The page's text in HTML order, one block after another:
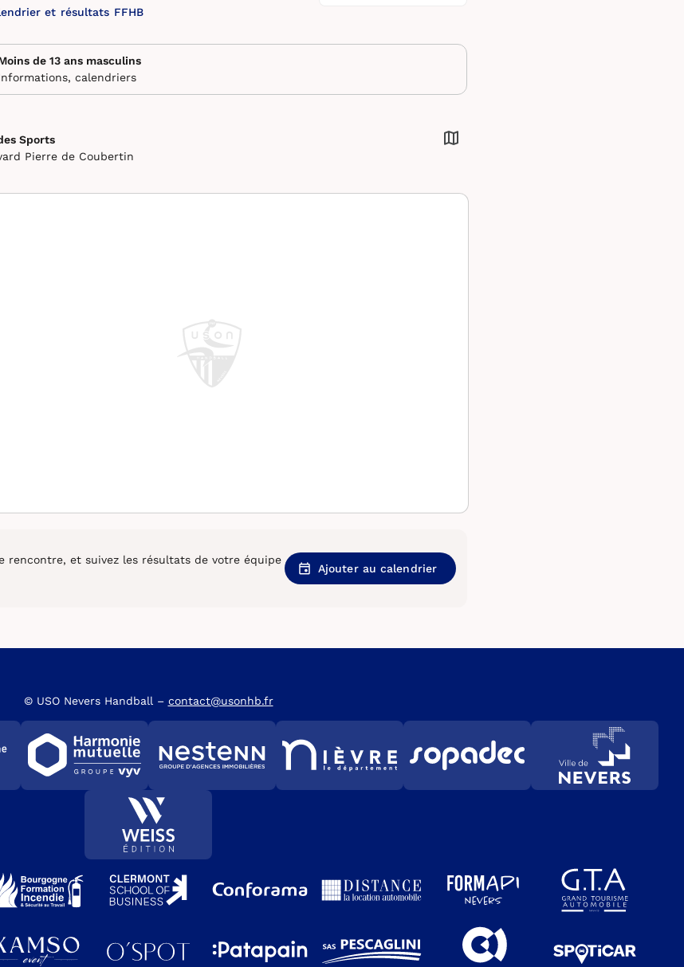
et résultats FFHB
de 13 ans masculins
calendriers
Sports
Pierre de Coubertin
rencontre, et suivez les résultats de votre équipe
Ajouter au calendrier
© USO Nevers Handball – contact@usonhb.fr